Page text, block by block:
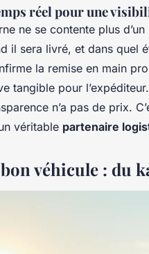
réel pour une
ne se contente plus
il sera livré, et dans quel
la remise en main
tangible pour
n’a pas de prix.
véritable partenaire
véhicule : du